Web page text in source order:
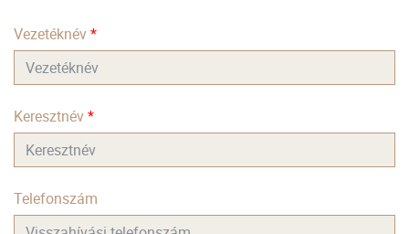
Vezetéknév*
Keresztnév*
Telefonszám